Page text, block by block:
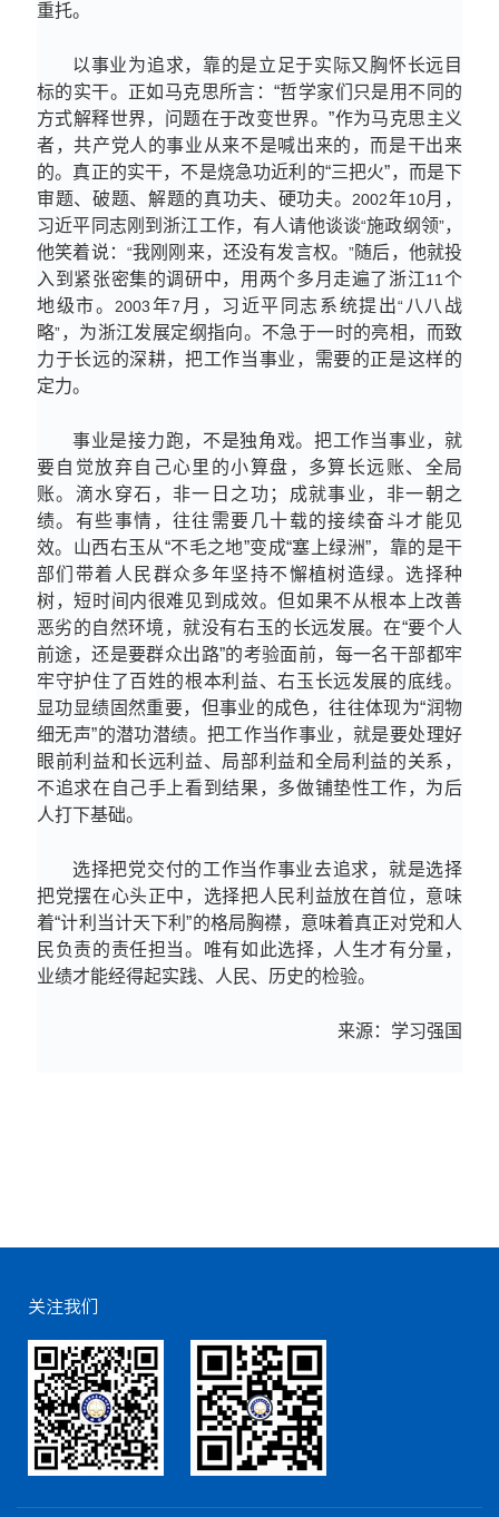
重托。
以事业为追求，靠的是立足于实际又胸怀长远目
标的实干。正如马克思所言：“哲学家们只是用不同的
方式解释世界，问题在于改变世界。”作为马克思主义
者，共产党人的事业从来不是喊出来的，而是干出来
的。真正的实干，不是烧急功近利的“三把火”，而是下
审题、破题、解题的真功夫、硬功夫。 2002年10月，
习近平同志刚到浙江工作，有人请他谈谈“施政纲领”，
他笑着说： “我刚刚来，还没有发言权。”随后，他就投
入到紧张密集的调研中，用两个多月走遍了浙江11 个
地级市。 2003年7 月，习近平同志系统提出“ 八八战
略”，为浙江发展定纲指向。不急于一时的亮相，而致
力于长远的深耕，把工作当事业，需要的正是这样的
定力。
事业是接力跑，不是独角戏。把工作当事业，就
要自觉放弃自己心里的小算盘，多算长远账、全局
账。滴水穿石，非一日之功；成就事业，非一朝之
绩。有些事情，往往需要几十载的接续奋斗才能见
效。山西右玉从“不毛之地”变成“塞上绿洲”，靠的是干
部们带着人民群众多年坚持不懈植树造绿。选择种
树，短时间内很难见到成效。但如果不从根本上改善
恶劣的自然环境，就没有右玉的长远发展。在“要个人
前途，还是要群众出路”的考验面前，每一名干部都牢
牢守护住了百姓的根本利益、右玉长远发展的底线。
显功显绩固然重要，但事业的成色，往往体现为“润物
细无声”的潜功潜绩。把工作当作事业，就是要处理好
眼前利益和长远利益、局部利益和全局利益的关系，
不追求在自己手上看到结果，多做铺垫性工作，为后
人打下基础。
选择把党交付的工作当作事业去追求，就是选择
把党摆在心头正中，选择把人民利益放在首位，意味
着“计利当计天下利”的格局胸襟，意味着真正对党和人
民负责的责任担当。唯有如此选择，人生才有分量，
业绩才能经得起实践、人民、历史的检验。
来源：学习强国
关注我们